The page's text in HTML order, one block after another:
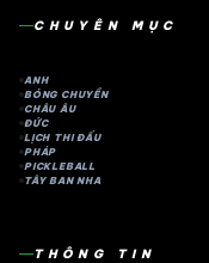
CHUYÊN MỤC
ANH
BÓNG CHUYỀN
CHÂU ÂU
ĐỨC
LỊCH THI ĐẤU
PHÁP
PICKLEBALL
TÂY BAN NHA
THÔNG TIN